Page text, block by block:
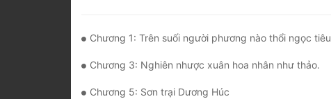
Chương 1: Trên suối người phương nào thổi ngọc tiêu
Chương 3: Nghiên nhược xuân hoa nhân như thảo.
Chương 5: Sơn trại Dương Húc